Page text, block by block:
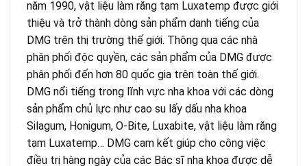
năm 1990, vật liệu làm răng tạm Luxatemp được giới
thiệu và trở thành dòng sản phẩm danh tiếng của
DMG trên thị trường thế giới. Thông qua các nhà
phân phối độc quyền, các sản phẩm của DMG được
phân phối đến hơn 80 quốc gia trên toàn thế giới.
DMG nổi tiếng trong lĩnh vực nha khoa với các dòng
sản phẩm chủ lực như cao su lấy dấu nha khoa
Silagum, Honigum, O-Bite, Luxabite, vật liệu làm răng
tạm Luxatemp… DMG cam kết giúp cho công việc
điều trị hàng ngày của các Bác sĩ nha khoa được dễ